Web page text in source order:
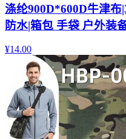
涤纶900D*600D牛津布
防水|箱包 手袋 户外装
¥14.00